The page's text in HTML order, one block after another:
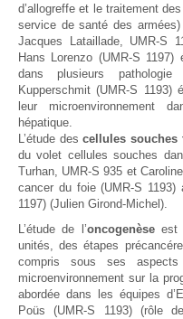
d’allogreffe et le traitement
service de santé des armées)
Jacques Lataillade, UMR-S
Hans Lorenzo (UMR-S 1197)
dans plusieurs pathologie
Kupperschmit (UMR-S 1193)
leur microenvironnement
hépatique.
L’étude descellules souches
du volet cellules souches
Turhan, UMR-S 935 et
cancer du foie (UMR-S 1193)
1197) (Julien Girond-Michel).
L’étude de l’oncogenèseest
unités, des étapes
compris sous ses aspects
microenvironnement sur la
abordée dans les équipes
Poüs (UMR-S 1193) (rôle